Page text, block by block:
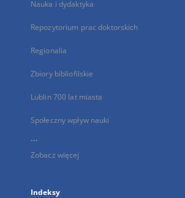
Nauka i dydaktyka
Repozytorium prac doktorskich
Regionalia
Zbiory bibliofilskie
Lublin 700 lat miasta
Społeczny wpływ nauki
...
Zobacz więcej
Indeksy